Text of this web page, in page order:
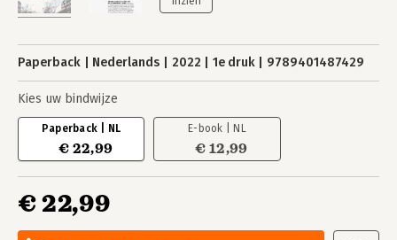
Paperback Nederlands 2022 1e druk 9789401487429
Kies uw bindwijze
Paperback | NL
€ 22,99
E-book | NL
€ 12,99
€ 22,99